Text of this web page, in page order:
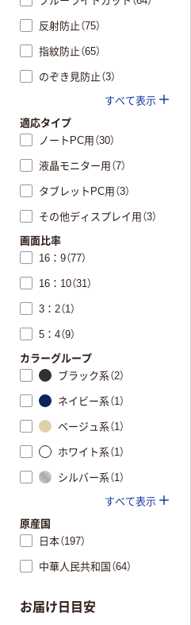
反射防止（75）
指紋防止（65）
のぞき見防止（3）
すべて表示
適応タイプ
ノートPC用（30）
液晶モニター用（7）
タブレットPC用（3）
その他ディスプレイ用（3）
画面比率
16：9（77）
16：10（31）
3：2（1）
5：4（9）
カラーグループ
ブラック系（2）
ネイビー系（1）
ベージュ系（1）
ホワイト系（1）
シルバー系（1）
すべて表示
原産国
日本（197）
中華人民共和国（64）
お届け日目安